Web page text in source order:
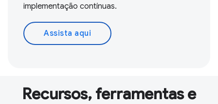
implementação contínuas.
Assista aqui
Recursos, ferramentas e